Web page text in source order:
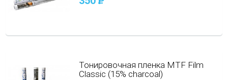
Тонировочная пленка MTF Film
Classic (15% charcoal)